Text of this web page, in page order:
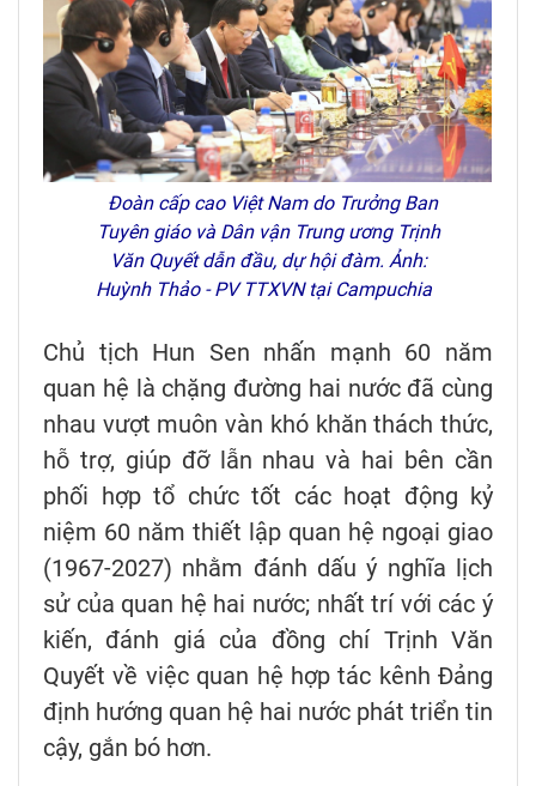
Đoàn cấp cao Việt Nam do Trưởng Ban
Tuyên giáo và Dân vận Trung ương Trịnh
Văn Quyết dẫn đầu, dự hội đàm. Ảnh:
Huỳnh Thảo - PV TTXVN tại Campuchia
Chủ tịch Hun Sen nhấn mạnh 60 năm
quan hệ là chặng đường hai nước đã cùng
nhau vượt muôn vàn khó khăn thách thức,
hỗ trợ, giúp đỡ lẫn nhau và hai bên cần
phối hợp tổ chức tốt các hoạt động kỷ
niệm 60 năm thiết lập quan hệ ngoại giao
(1967-2027) nhằm đánh dấu ý nghĩa lịch
sử của quan hệ hai nước; nhất trí với các ý
kiến, đánh giá của đồng chí Trịnh Văn
Quyết về việc quan hệ hợp tác kênh Đảng
định hướng quan hệ hai nước phát triển tin
cậy, gắn bó hơn.